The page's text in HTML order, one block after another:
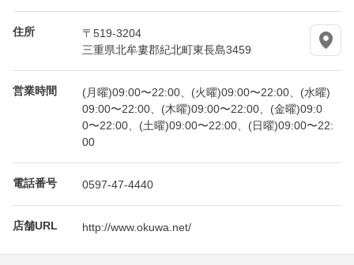
住所
〒519-3204
三重県北牟婁郡紀北町東長島3459
営業時間
(月曜)09:00〜22:00、(火曜)09:00〜22:00、(水曜)
09:00〜22:00、(木曜)09:00〜22:00、(金曜)09:0
0〜22:00、(土曜)09:00〜22:00、(日曜)09:00〜22:
00
電話番号 0597-47-4440
店舗URL http://www.okuwa.net/